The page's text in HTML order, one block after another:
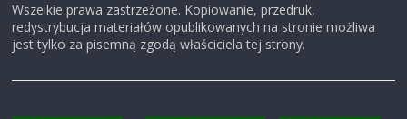
Wszelkie prawa zastrzeżone. Kopiowanie, przedruk,
redystrybucja materiałów opublikowanych na stronie możliwa
jest tylko za pisemną zgodą właściciela tej strony.